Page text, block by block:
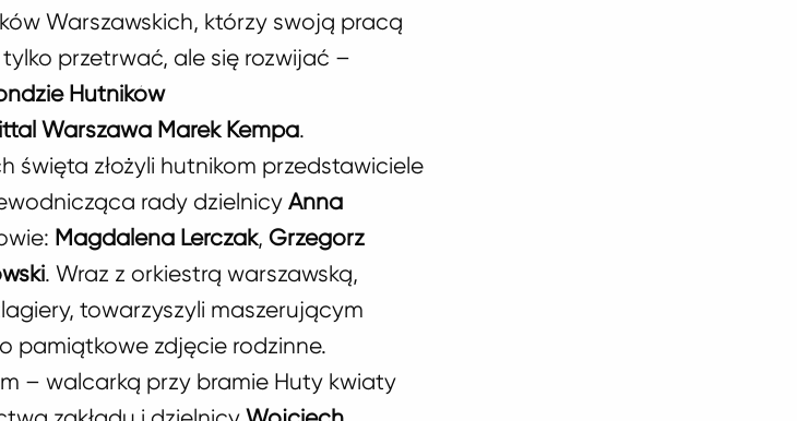
Warszawskich, którzy swoją pracą
przetrwać, ale się rozwijać –
Hutników
Warszawa Marek Kempa.
święta złożyli hutnikom przedstawiciele
rady dzielnicyAnna
Magdalena Lerczak, Grzegorz
. Wraz z orkiestrą warszawską,
towarzyszyli maszerującym
pamiątkowe zdjęcie rodzinne.
– walcarką przy bramie Huty kwiaty